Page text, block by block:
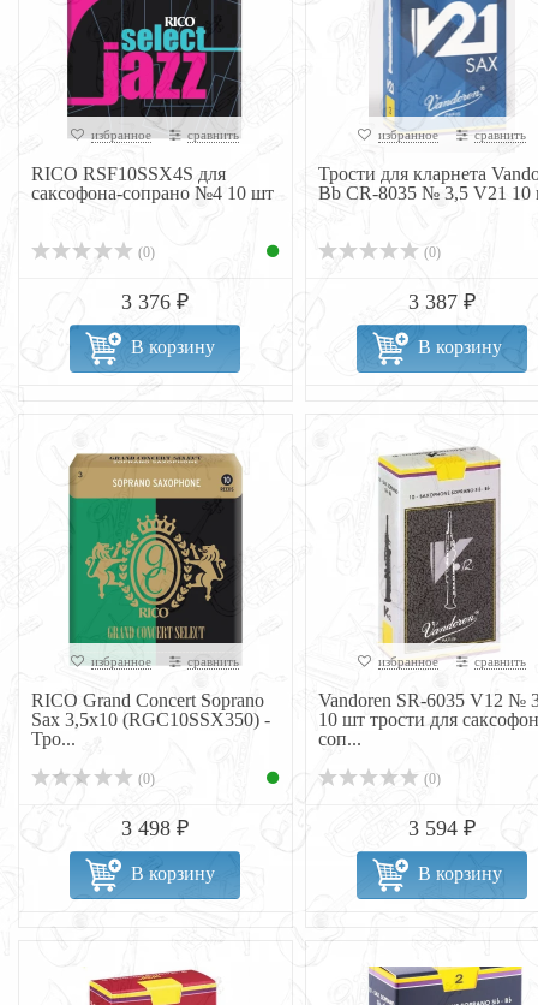
избранное сравнить
RICO RSF10SSX4S для
саксофона-сопрано №4 10 шт
(0)
3 376 ₽
В корзину
избранное сравнить
Трости для кларнета
Bb CR-8035 № 3,5 V21 10
(0)
3 387 ₽
В корзину
избранное сравнить
RICO Grand Concert Soprano
Sax 3,5x10 (RGC10SSX350) -
Тро...
(0)
3 498 ₽
В корзину
избранное сравнить
Vandoren SR-6035 V12 №
10 шт трости для
соп...
(0)
3 594 ₽
В корзину